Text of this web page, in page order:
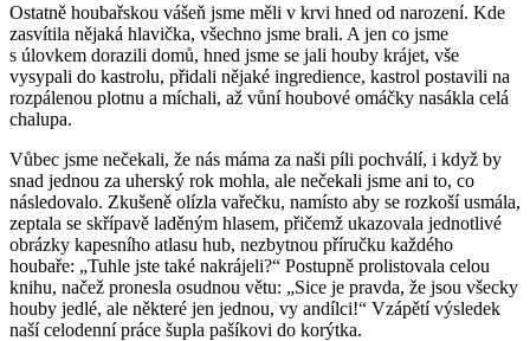
Ostatně houbařskou vášeň jsme měli v krvi hned od narození. Kde
zasvítila nějaká hlavička, všechno jsme brali. A jen co jsme
s úlovkem dorazili domů, hned jsme se jali houby krájet, vše
vysypali do kastrolu, přidali nějaké ingredience, kastrol postavili na
rozpálenou plotnu a míchali, až vůní houbové omáčky nasákla celá
chalupa.
Vůbec jsme nečekali, že nás máma za naši píli pochválí, i když by
snad jednou za uherský rok mohla, ale nečekali jsme ani to, co
následovalo. Zkušeně olízla vařečku, namísto aby se rozkoší usmála,
zeptala se skřípavě laděným hlasem, přičemž ukazovala jednotlivé
obrázky kapesního atlasu hub, nezbytnou příručku každého
houbaře: „Tuhle jste také nakrájeli?“ Postupně prolistovala celou
knihu, načež pronesla osudnou větu: „Sice je pravda, že jsou všecky
houby jedlé, ale některé jen jednou, vy andílci!“ Vzápětí výsledek
naší celodenní práce šupla pašíkovi do korýtka.